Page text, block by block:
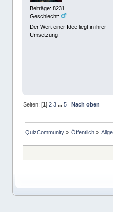
Beiträge: 8231
Geschlecht:
Der Wert einer Idee liegt in ihrer
Umsetzung
Seiten: [1] 2 3 ... 5 Nach oben
QuizCommunity» Öffentlich »